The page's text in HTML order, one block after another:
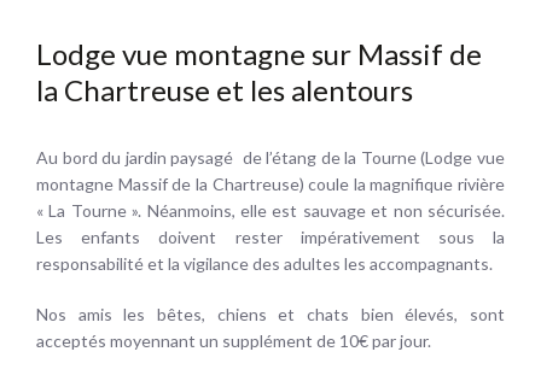
Lodge vue montagne sur Massif de
la Chartreuse et les alentours
Au bord du jardin paysagé de l’étang de la Tourne (Lodge vue
montagne Massif de la Chartreuse) coule la magnifique rivière
« La Tourne ». Néanmoins, elle est sauvage et non sécurisée.
Les enfants doivent rester impérativement sous la
responsabilité et la vigilance des adultes les accompagnants.
Nos amis les bêtes, chiens et chats bien élevés, sont
acceptés moyennant un supplément de 10€ par jour.